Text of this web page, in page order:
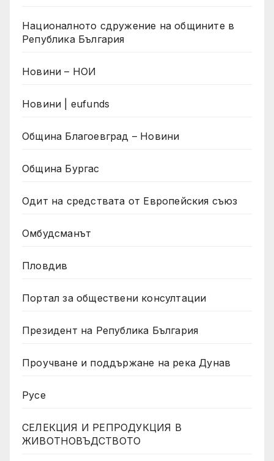
Националното сдружение на общините в
Република България
Новини – НОИ
Новини | eufunds
Община Благоевград – Новини
Община Бургас
Одит на средствата от Европейския съюз
Омбудсманът
Пловдив
Портал за обществени консултации
Президент на Република България
Проучване и поддържане на река Дунав
Русе
СЕЛЕКЦИЯ И РЕПРОДУКЦИЯ В
ЖИВОТНОВЪДСТВОТО